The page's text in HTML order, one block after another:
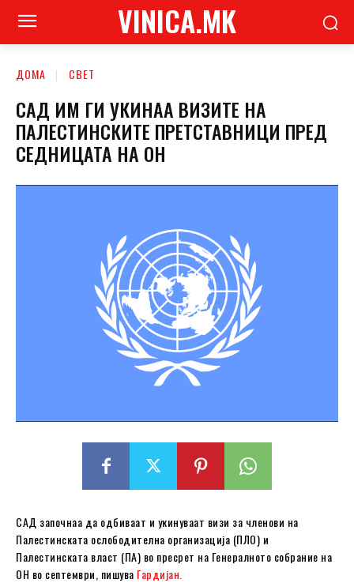
VINICA.MK
ДОМА СВЕТ
САД ИМ ГИ УКИНАА ВИЗИТЕ НА
ПАЛЕСТИНСКИТЕ ПРЕТСТАВНИЦИ ПРЕД
СЕДНИЦАТА НА ОН
САД започнаа да одбиваат и укинуваат визи за членови на
Палестинската ослободителна организација (ПЛО) и
Палестинската власт (ПА) во пресрет на Генералното собрание на
ОН во септември, пишува Гардијан.